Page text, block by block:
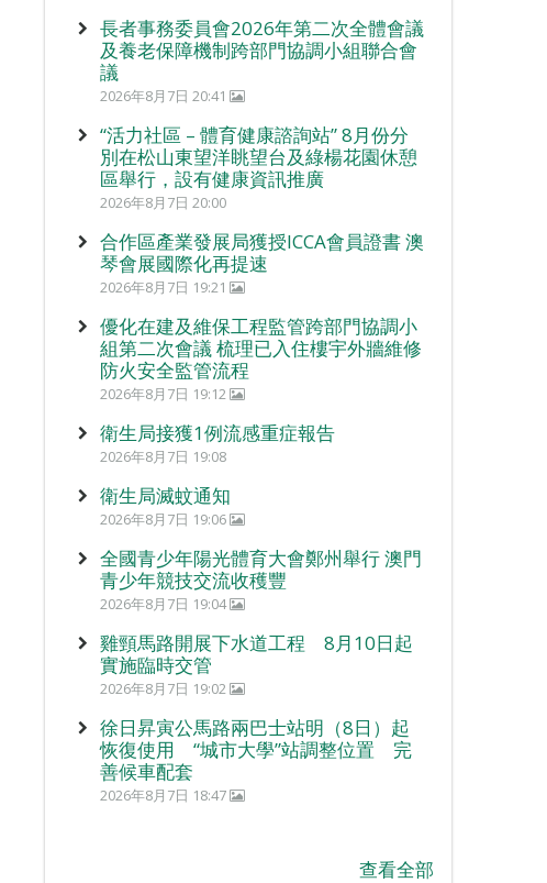
長者事務委員會2026年第二次全體會議
及養老保障機制跨部門協調小組聯合會
議
2026年8月7日 20:41
“活力社區 – 體育健康諮詢站” 8月份分
別在松山東望洋眺望台及綠楊花園休憩
區舉行，設有健康資訊推廣
2026年8月7日 20:00
合作區產業發展局獲授ICCA會員證書 澳
琴會展國際化再提速
2026年8月7日 19:21
優化在建及維保工程監管跨部門協調小
組第二次會議 梳理已入住樓宇外牆維修
防火安全監管流程
2026年8月7日 19:12
衛生局接獲1例流感重症報告
2026年8月7日 19:08
衛生局滅蚊通知
2026年8月7日 19:06
全國青少年陽光體育大會鄭州舉行 澳門
青少年競技交流收穫豐
2026年8月7日 19:04
雞頸馬路開展下水道工程 8月10日起
實施臨時交管
2026年8月7日 19:02
徐日昇寅公馬路兩巴士站明（8日）起
恢復使用 “城市大學”站調整位置 完
善候車配套
2026年8月7日 18:47
查看全部